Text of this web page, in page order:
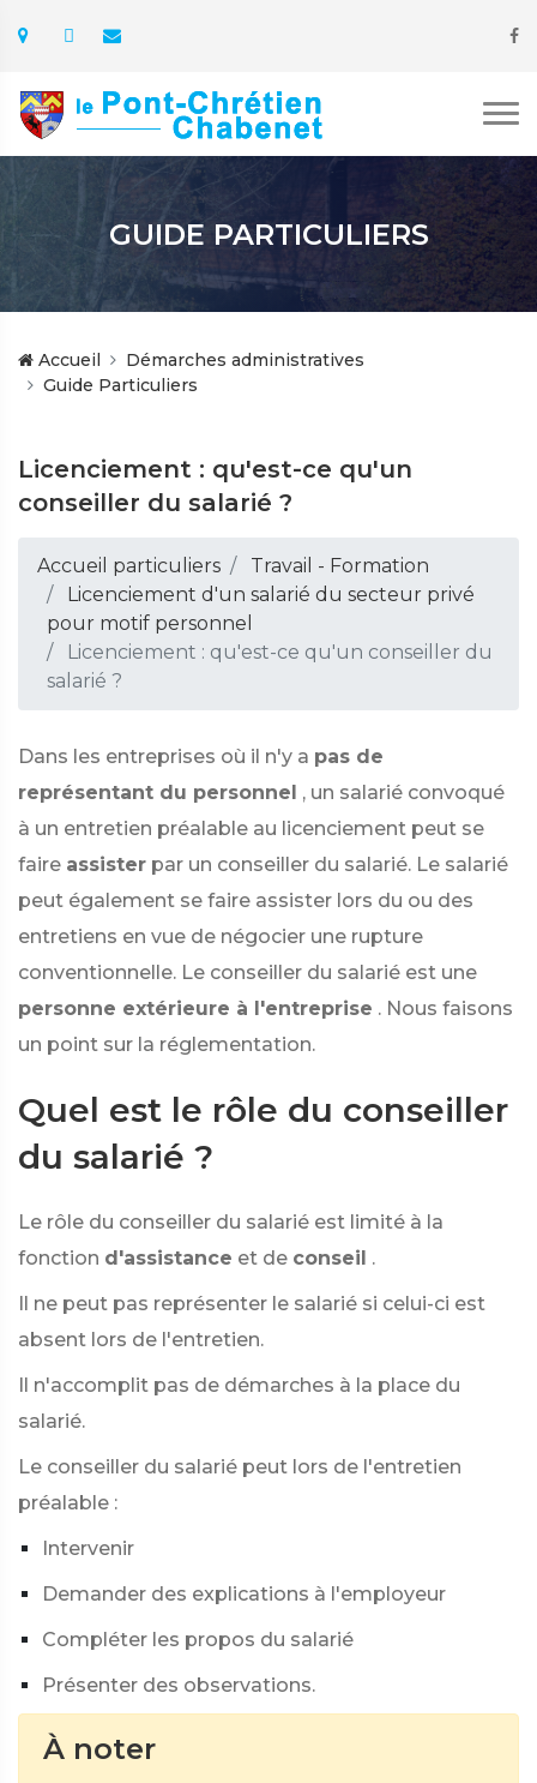
GUIDE PARTICULIERS
Accueil
Démarches administratives
Guide Particuliers
Licenciement : qu'est-ce qu'un
conseiller du salarié ?
Accueil particuliers
Travail - Formation
Licenciement d'un salarié du secteur privé
pour motif personnel
Licenciement : qu'est-ce qu'un conseiller du
salarié ?
Dans les entreprises où il n'y a pas de
représentant du personnel , un salarié convoqué
à un entretien préalable au licenciement peut se
faire assister par un conseiller du salarié. Le salarié
peut également se faire assister lors du ou des
entretiens en vue de négocier une rupture
conventionnelle. Le conseiller du salarié est une
personne extérieure à l'entreprise . Nous faisons
un point sur la réglementation.
Quel est le rôle du conseiller
du salarié ?
Le rôle du conseiller du salarié est limité à la
fonction d'assistance et de conseil .
Il ne peut pas représenter le salarié si celui-ci est
absent lors de l'entretien.
Il n'accomplit pas de démarches à la place du
salarié.
Le conseiller du salarié peut lors de l'entretien
préalable :
Intervenir
Demander des explications à l'employeur
Compléter les propos du salarié
Présenter des observations.
À noter